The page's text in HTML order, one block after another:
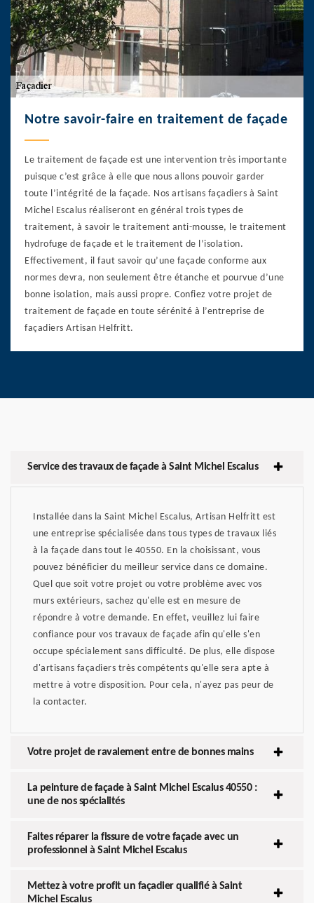
Notre savoir-faire en traitement de façade
Le traitement de façade est une intervention très importante
puisque c’est grâce à elle que nous allons pouvoir garder
toute l’intégrité de la façade. Nos artisans façadiers à Saint
Michel Escalus réaliseront en général trois types de
traitement, à savoir le traitement anti-mousse, le traitement
hydrofuge de façade et le traitement de l’isolation.
Effectivement, il faut savoir qu’une façade conforme aux
normes devra, non seulement être étanche et pourvue d’une
bonne isolation, mais aussi propre. Confiez votre projet de
traitement de façade en toute sérénité à l’entreprise de
façadiers Artisan Helfritt.
Service des travaux de façade à Saint Michel Escalus
Installée dans la Saint Michel Escalus, Artisan Helfritt est
une entreprise spécialisée dans tous types de travaux liés
à la façade dans tout le 40550. En la choisissant, vous
pouvez bénéficier du meilleur service dans ce domaine.
Quel que soit votre projet ou votre problème avec vos
murs extérieurs, sachez qu'elle est en mesure de
répondre à votre demande. En effet, veuillez lui faire
confiance pour vos travaux de façade afin qu'elle s'en
occupe spécialement sans difficulté. De plus, elle dispose
d'artisans façadiers très compétents qu'elle sera apte à
mettre à votre disposition. Pour cela, n'ayez pas peur de
la contacter.
Votre projet de ravalement entre de bonnes mains
La peinture de façade à Saint Michel Escalus 40550 :
une de nos spécialités
Faites réparer la fissure de votre façade avec un
professionnel à Saint Michel Escalus
Mettez à votre profit un façadier qualifié à Saint
Michel Escalus